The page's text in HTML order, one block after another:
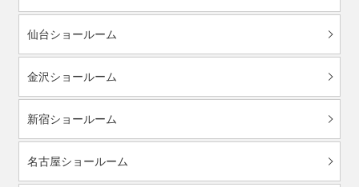
仙台ショールーム
金沢ショールーム
新宿ショールーム
名古屋ショールーム